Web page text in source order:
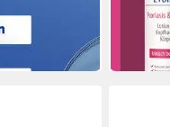
(18,95 €/
in 4-5